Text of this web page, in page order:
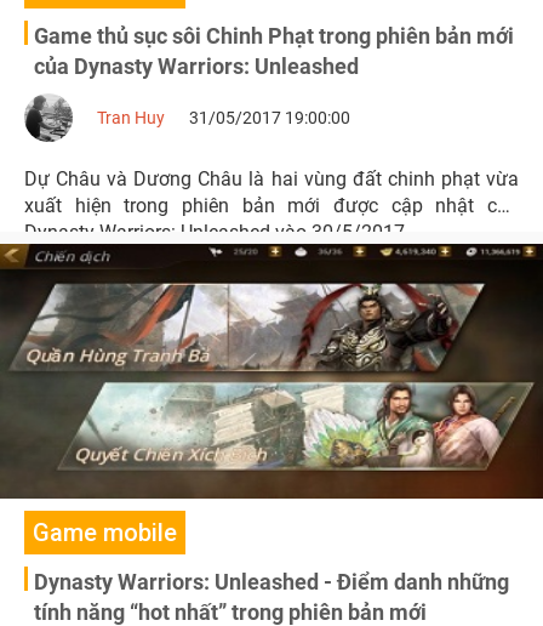
Game thủ sục sôi Chinh Phạt trong phiên bản mới
của Dynasty Warriors: Unleashed
Tran Huy 31/05/2017 19:00:00
Dự Châu và Dương Châu là hai vùng đất chinh phạt vừa
xuất hiện trong phiên bản mới được cập nhật của
Dynasty Warriors: Unleashed vào 30/5/2017.
Game mobile
Dynasty Warriors: Unleashed - Điểm danh những
tính năng “hot nhất” trong phiên bản mới